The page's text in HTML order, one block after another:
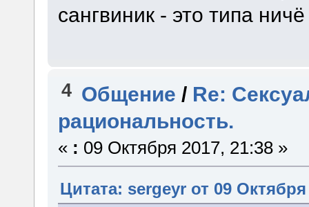
сангвиник - это типа
4 Общение / Re:
рациональность.
« : 09 Октября 2017, 21:38 »
Цитата: sergeyr от 09 Октября